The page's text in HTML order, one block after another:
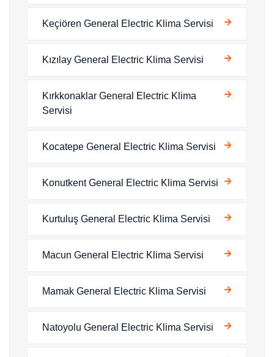
Keçiören General Electric Klima Servisi
Kızılay General Electric Klima Servisi
Kırkkonaklar General Electric Klima
Servisi
Kocatepe General Electric Klima Servisi
Konutkent General Electric Klima Servisi
Kurtuluş General Electric Klima Servisi
Macun General Electric Klima Servisi
Mamak General Electric Klima Servisi
Natoyolu General Electric Klima Servisi